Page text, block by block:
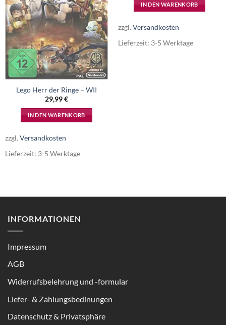
Lego Herr der Ringe – WII
29,99€
IN DEN WARENKORB
zzgl. Versandkosten
Lieferzeit: 3-5 Werktage
IN DEN WARENKORB
zzgl. Versandkosten
Lieferzeit: 3-5 Werktage
INFORMATIONEN
Impressum
AGB
Widerrufsbelehrung und -formular
Liefer- & Zahlungsbedinungen
Datenschutz & Privatsphäre